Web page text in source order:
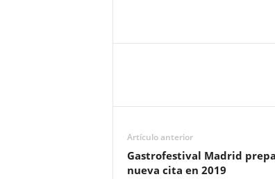
Artículo anterior
Gastrofestival Madrid
nueva cita en 2019